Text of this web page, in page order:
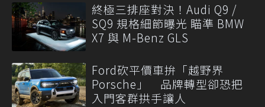
終極三排座對決！Audi Q9 /
SQ9 規格細節曝光 瞄準 BMW
X7 與 M-Benz GLS
Ford砍平價車拚「越野界
Porsche」 品牌轉型卻恐把
入門客群拱手讓人